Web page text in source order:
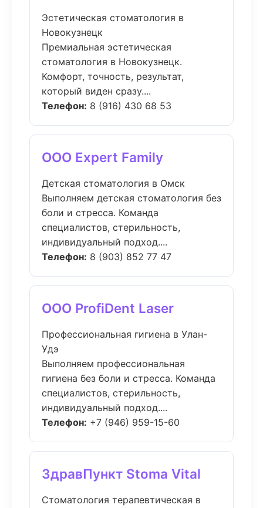
Эстетическая стоматология в
Новокузнецк
Премиальная эстетическая
стоматология в Новокузнецк.
Комфорт, точность, результат,
который виден сразу....
Телефон: 8 (916) 430 68 53
ООО Expert Family
Детская стоматология в Омск
Выполняем детская стоматология без
боли и стресса. Команда
специалистов, стерильность,
индивидуальный подход....
Телефон: 8 (903) 852 77 47
ООО ProfiDent Laser
Профессиональная гигиена в Улан-
Удэ
Выполняем профессиональная
гигиена без боли и стресса. Команда
специалистов, стерильность,
индивидуальный подход....
Телефон: +7 (946) 959-15-60
ЗдравПункт Stoma Vital
Стоматология терапевтическая в